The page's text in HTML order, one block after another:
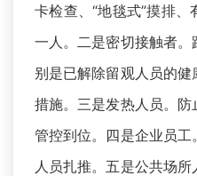
卡检查、“地毯式”摸排
一人。二是密切接触者
别是已解除留观人员的
措施。三是发热人员。
管控到位。四是企业员
人员扎推。五是公共场